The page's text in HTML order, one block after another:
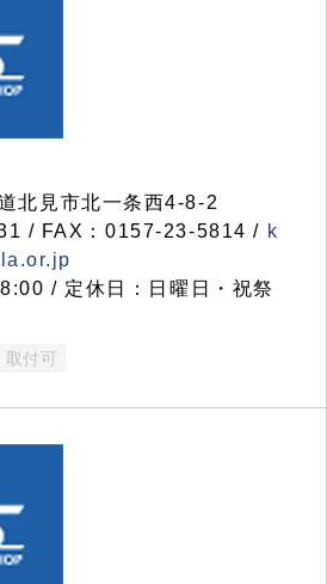
北見市北一条西4-8-2
/ FAX：0157-23-5814 / k
/ 定休日：日曜日・祝祭
取付可